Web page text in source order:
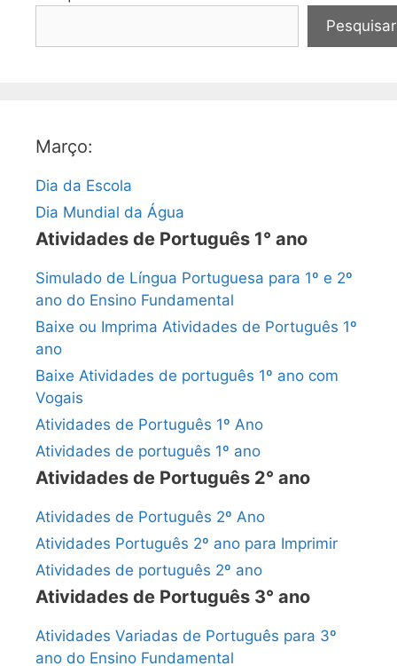
Pesquisar
Março:
Dia da Escola
Dia Mundial da Água
Atividades de Português 1° ano
Simulado de Língua Portuguesa para 1º e 2º
ano do Ensino Fundamental
Baixe ou Imprima Atividades de Português 1º
ano
Baixe Atividades de português 1º ano com
Vogais
Atividades de Português 1º Ano
Atividades de português 1º ano
Atividades de Português 2° ano
Atividades de Português 2º Ano
Atividades Português 2º ano para Imprimir
Atividades de português 2º ano
Atividades de Português 3° ano
Atividades Variadas de Português para 3º
ano do Ensino Fundamental